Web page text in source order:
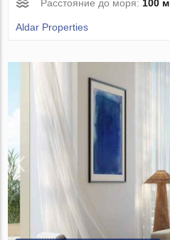
Расстояние до моря:100 м
Aldar Properties